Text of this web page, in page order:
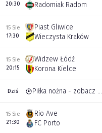
20:30
Radomiak Radom
15 Sie
17:30
Piast Gliwice
Wieczysta Kraków
15 Sie
20:15
Widzew Łódź
Korona Kielce
Dziś Piłka nożna - zobacz inne transmisje
15 Sie
21:30
Rio Ave
FC Porto